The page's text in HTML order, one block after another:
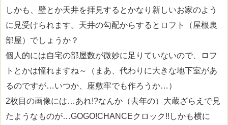
しかも、壁とか天井を拝見するとかなり新しいお家のよう
に見受けられます。天井の勾配からするとロフト（屋根裏
部屋）でしょうか？
個人的には自宅の部屋数が微妙に足りていないので、ロフ
トとかは憧れますね～（まあ、代わりに大きな地下室があ
るのですが…いつか、座敷牢でも作ろうか…）
2枚目の画像には…あれ!?なんか（去年の）大蔵ざらえで見
たようなものが…GOGO!CHANCEクロック!!しかも横に